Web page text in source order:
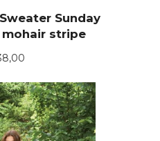
Sunday
stripe